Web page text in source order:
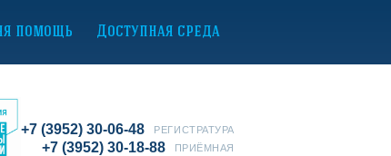
помощь Доступная среда
+7 (3952) 30-06-48 РЕГИСТРАТУРА
+7 (3952) 30-18-88 ПРИЁМНАЯ